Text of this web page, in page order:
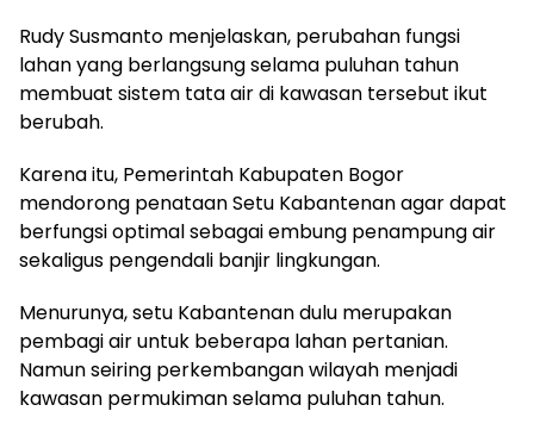
Rudy Susmanto menjelaskan, perubahan fungsi
lahan yang berlangsung selama puluhan tahun
membuat sistem tata air di kawasan tersebut ikut
berubah.
Karena itu, Pemerintah Kabupaten Bogor
mendorong penataan Setu Kabantenan agar dapat
berfungsi optimal sebagai embung penampung air
sekaligus pengendali banjir lingkungan.
Menurunya, setu Kabantenan dulu merupakan
pembagi air untuk beberapa lahan pertanian.
Namun seiring perkembangan wilayah menjadi
kawasan permukiman selama puluhan tahun.